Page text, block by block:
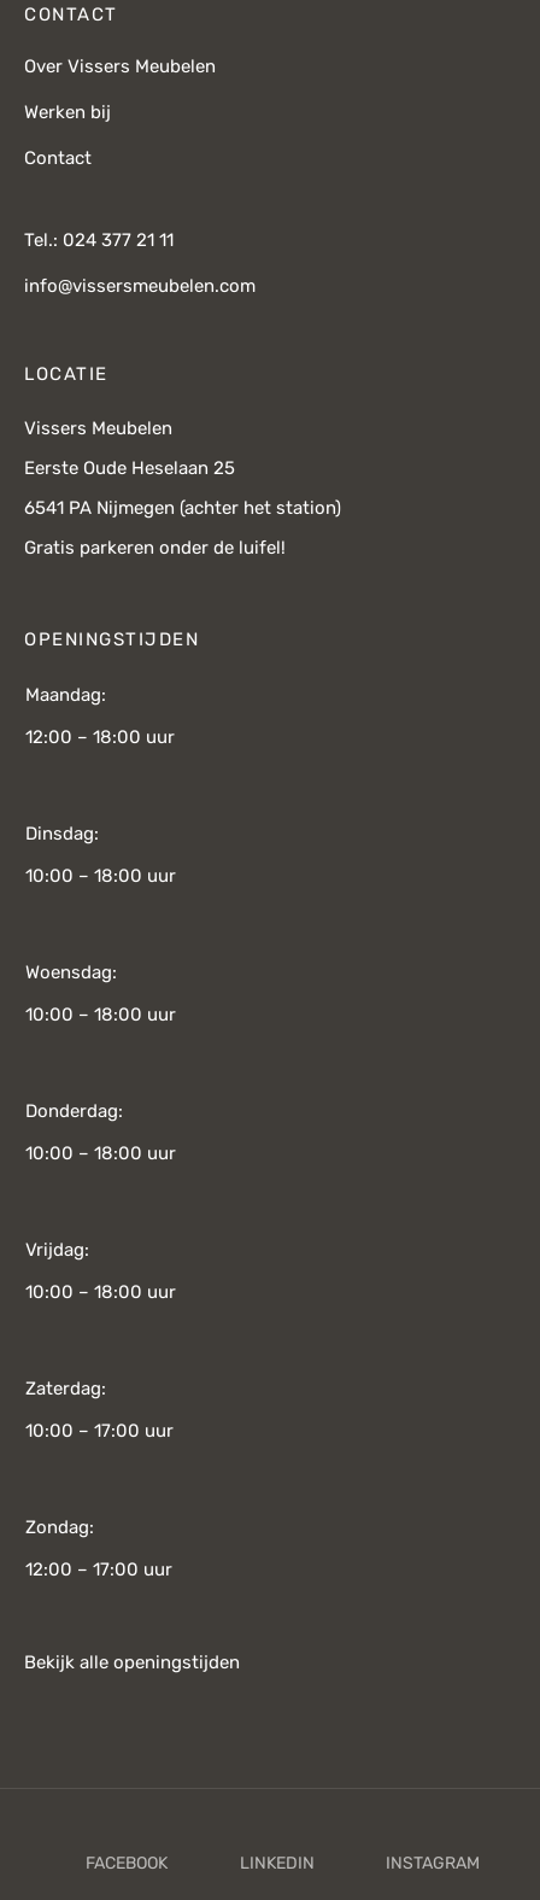
CONTACT
Over Vissers Meubelen
Werken bij
Contact
Tel.: 024 377 21 11
info@vissersmeubelen.com
LOCATIE
Vissers Meubelen
Eerste Oude Heselaan 25
6541 PA Nijmegen (achter het station)
Gratis parkeren onder de luifel!
OPENINGSTIJDEN
Maandag:
12:00 – 18:00 uur
Dinsdag:
10:00 – 18:00 uur
Woensdag:
10:00 – 18:00 uur
Donderdag:
10:00 – 18:00 uur
Vrijdag:
10:00 – 18:00 uur
Zaterdag:
10:00 – 17:00 uur
Zondag:
12:00 – 17:00 uur
Bekijk alle openingstijden